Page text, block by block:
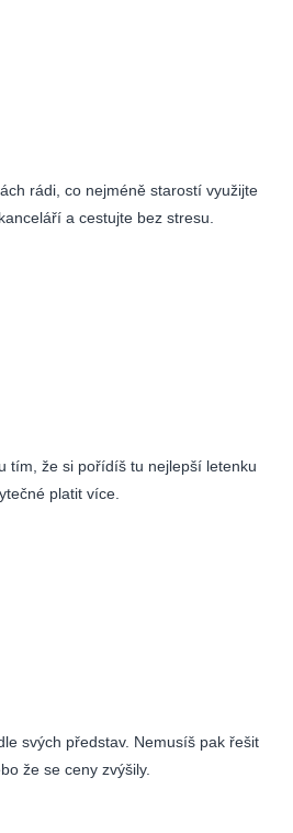
rádi, co nejméně starostí využijte
a cestujte bez stresu.
tím, že si pořídíš tu nejlepší letenku
platit více.
svých představ. Nemusíš pak řešit
že se ceny zvýšily.